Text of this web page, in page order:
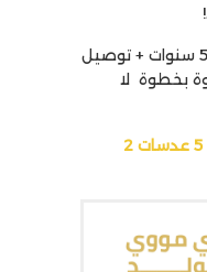
عدسة النضارة هدية وضمان 5 سنوات + توصيل
بخطوة لا
جهاز اي مووي السابع الذهبي 5 عدسات 2